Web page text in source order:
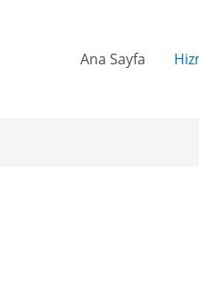
Ana Sayfa